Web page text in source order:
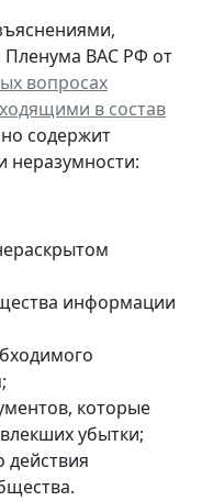
ВАС РФ от
вопросах
в состав
содержит
неразумности:
информации
которые
убытки;
действия